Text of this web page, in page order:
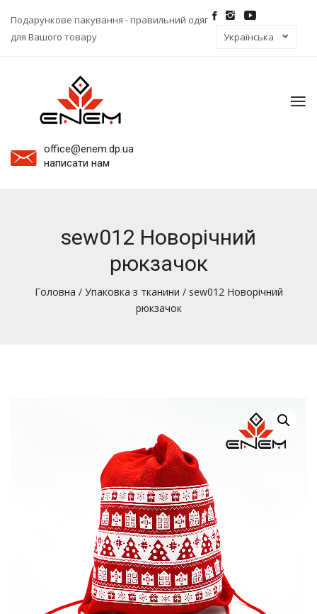
Подарункове пакування - правильний одяг
для Вашого товару
office@enem.dp.ua
написати нам
sew012 Новорічний
рюкзачок
Головна / Упаковка з тканини / sew012 Новорічний
рюкзачок